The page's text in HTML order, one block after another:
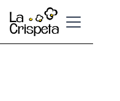
Button Text